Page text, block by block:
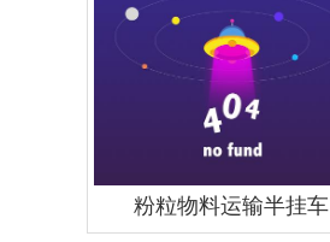
粉粒物料运输半挂车